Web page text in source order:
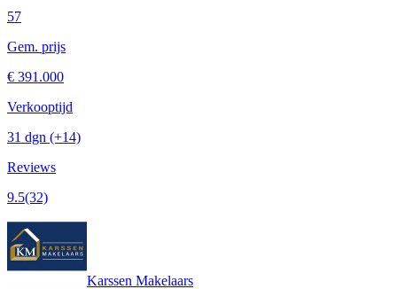
57
Gem. prijs
€ 391.000
Verkooptijd
31 dgn (+14)
Reviews
9.5(32)
Karssen Makelaars